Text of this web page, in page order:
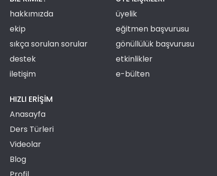
hakkımızda
ekip
sıkça sorulan sorular
destek
iletişim
üyelik
eğitmen başvurusu
gönüllülük başvurusu
etkinlikler
e-bülten
HIZLI ERIŞIM
Anasayfa
Ders Türleri
Videolar
Blog